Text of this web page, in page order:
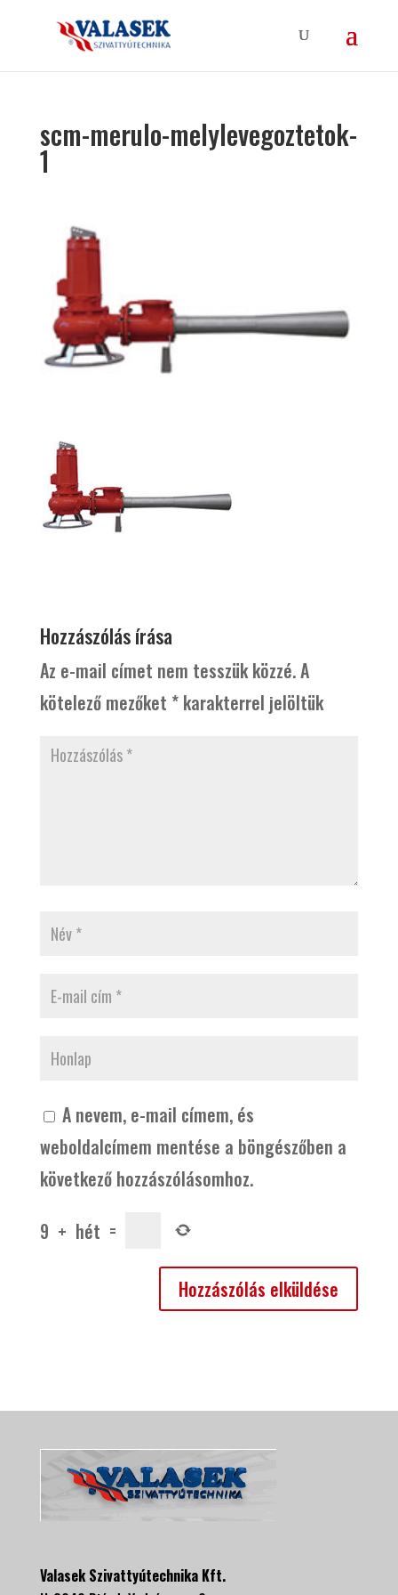
scm-merulo-melylevegoztetok-
1
Hozzászólás írása
Az e-mail címet nem tesszük közzé.A
kötelező mezőket *karakterrel jelöltük
A nevem, e-mail címem, és
weboldalcímem mentése a böngészőben a
következő hozzászólásomhoz.
9 + hét =
Valasek Szivattyútechnika Kft.